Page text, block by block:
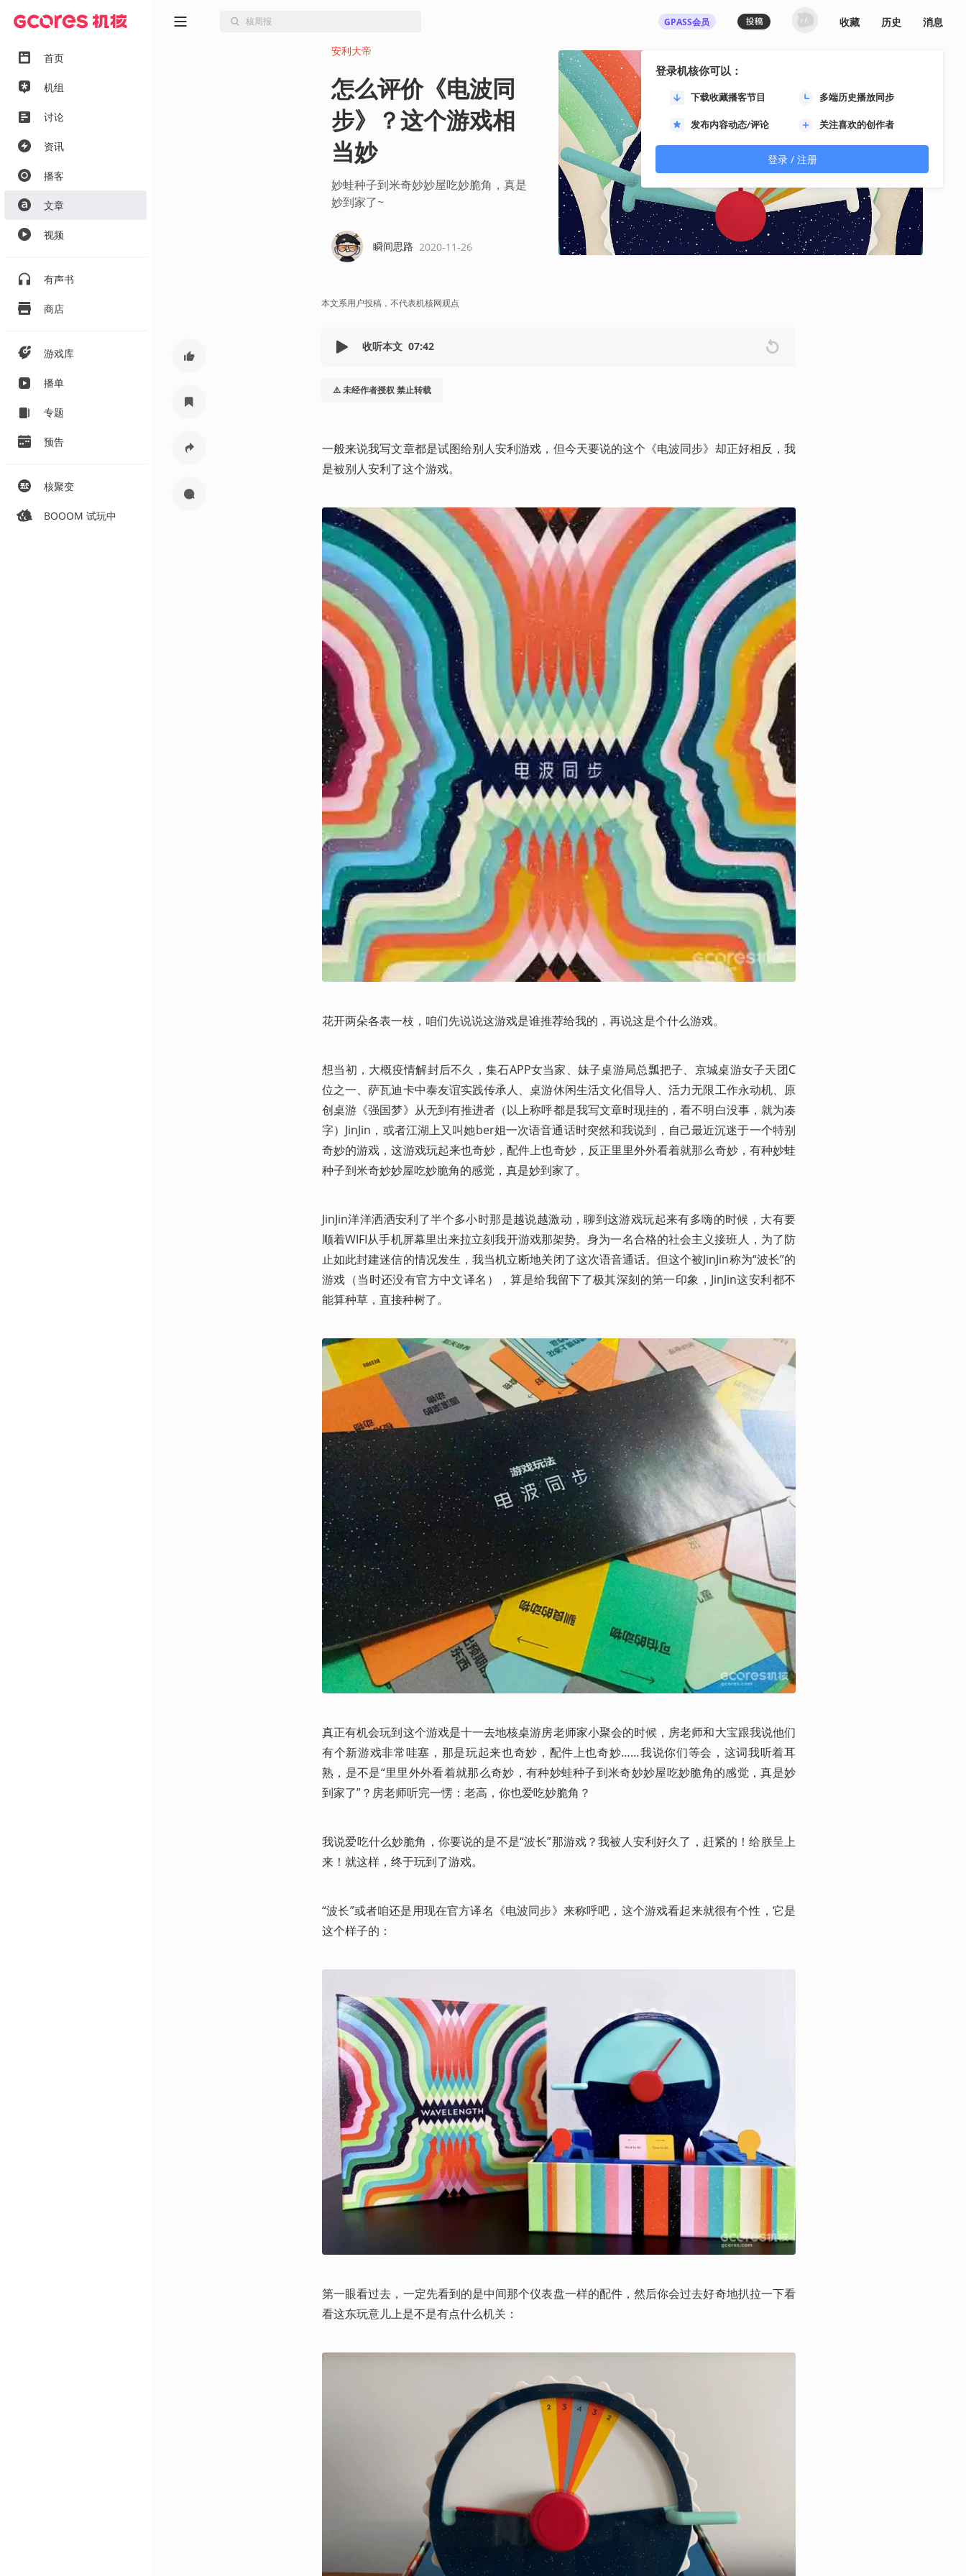
首页
机组
讨论
资讯
播客
文章
视频
有声书
商店
游戏库
播单
专题
预告
核聚变
BOOOM 试玩中
GPASS会员
登录机核你可以：
下载收藏播客节目 多端历史播放同步
发布内容动态/评论 关注喜欢的创作者
登录 / 注册
收藏 历史 消息
安利大帝
怎么评价《电波同
步》？这个游戏相
当妙
妙蛙种子到米奇妙妙屋吃妙脆角，真是
妙到家了~
瞬间思路 2020-11-26
本文系用户投稿，不代表机核网观点
收听本文 07:42
⚠️ 未经作者授权 禁止转载
一般来说我写文章都是试图给别人安利游戏，但今天要说的这个《电波同步》却正好相反，我
是被别人安利了这个游戏。
花开两朵各表一枝，咱们先说说这游戏是谁推荐给我的，再说这是个什么游戏。
想当初，大概疫情解封后不久，集石APP女当家、妹子桌游局总瓢把子、京城桌游女子天团C
位之一、萨瓦迪卡中泰友谊实践传承人、桌游休闲生活文化倡导人、活力无限工作永动机、原
创桌游《强国梦》从无到有推进者（以上称呼都是我写文章时现挂的，看不明白没事，就为凑
字）JinJin，或者江湖上又叫她ber姐一次语音通话时突然和我说到，自己最近沉迷于一个特别
奇妙的游戏，这游戏玩起来也奇妙，配件上也奇妙，反正里里外外看着就那么奇妙，有种妙蛙
种子到米奇妙妙屋吃妙脆角的感觉，真是妙到家了。
JinJin洋洋洒洒安利了半个多小时那是越说越激动，聊到这游戏玩起来有多嗨的时候，大有要
顺着WIFI从手机屏幕里出来拉立刻我开游戏那架势。身为一名合格的社会主义接班人，为了防
止如此封建迷信的情况发生，我当机立断地关闭了这次语音通话。但这个被JinJin称为“波长”的
游戏（当时还没有官方中文译名），算是给我留下了极其深刻的第一印象，JinJin这安利都不
能算种草，直接种树了。
真正有机会玩到这个游戏是十一去地核桌游房老师家小聚会的时候，房老师和大宝跟我说他们
有个新游戏非常哇塞，那是玩起来也奇妙，配件上也奇妙……我说你们等会，这词我听着耳
熟，是不是“里里外外看着就那么奇妙，有种妙蛙种子到米奇妙妙屋吃妙脆角的感觉，真是妙
到家了”？房老师听完一愣：老高，你也爱吃妙脆角？
我说爱吃什么妙脆角，你要说的是不是“波长”那游戏？我被人安利好久了，赶紧的！给朕呈上
来！就这样，终于玩到了游戏。
“波长”或者咱还是用现在官方译名《电波同步》来称呼吧，这个游戏看起来就很有个性，它是
这个样子的：
第一眼看过去，一定先看到的是中间那个仪表盘一样的配件，然后你会过去好奇地扒拉一下看
看这东玩意儿上是不是有点什么机关：